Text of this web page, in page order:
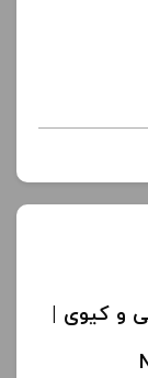
و کیوی |